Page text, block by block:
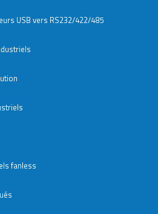
USB vers RS232/422/485
fanless